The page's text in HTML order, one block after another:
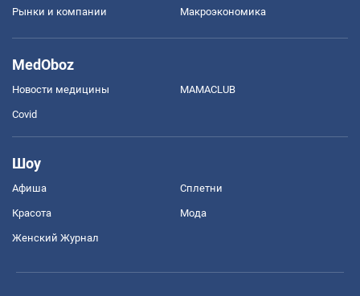
Рынки и компании Mакроэкономика
MedOboz
Новости медицины MAMACLUB
Covid
Шоу
Афиша Сплетни
Красота Мода
Женский Журнал